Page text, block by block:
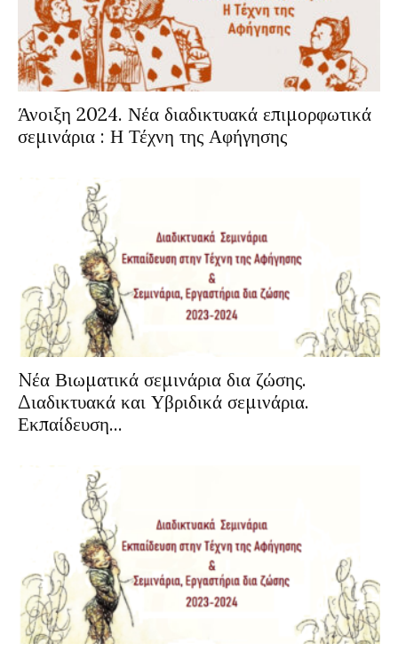
Άνοιξη 2024. Νέα διαδικτυακά επιμορφωτικά
σεμινάρια : Η Τέχνη της Αφήγησης
Nέα Βιωματικά σεμινάρια δια ζώσης.
Διαδικτυακά και Υβριδικά σεμινάρια.
Εκπαίδευση...